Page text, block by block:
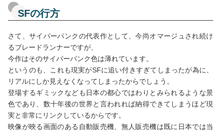
SFの行方
さて、サイパーパンクの代表作として、今尚オマージュされ続け
るブレードランナーですが、
今作はそのサイバーパンク色は薄れています。
というのも、これも現実がSFに追い付きすぎてしまったが為に、
リアルにしか見えなくなってしまったからでしょう。
登場するギミックなども日本の都心ではわりとみられるような景
色であり、数十年後の世界と言われれば納得できてしまうほど現
実と非常にリンクしているからです。
映像が映る画面のある自動販売機、無人販売機は既に日本では当